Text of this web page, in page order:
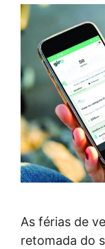
As férias de
retomada do